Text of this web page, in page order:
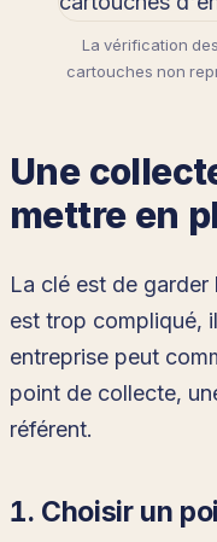
La vérification
cartouches non
Une
mettre en
La clé est de
est trop compliqué,
entreprise peut
point de collecte,
référent.
1. Choisir un